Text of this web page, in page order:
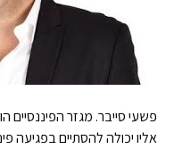
פשעי סייבר. מגזר הפיננסיים
אליו יכולה להסתיים בפגיעה